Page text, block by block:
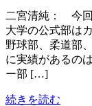
二宮清純： 今回
大学の公式部は
野球部、柔道部
に実績があるの
ー部 […]
続きを読む